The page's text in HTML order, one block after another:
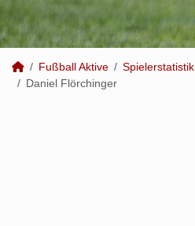
Fußball Aktive Spielerstatistik
Daniel Flörchinger